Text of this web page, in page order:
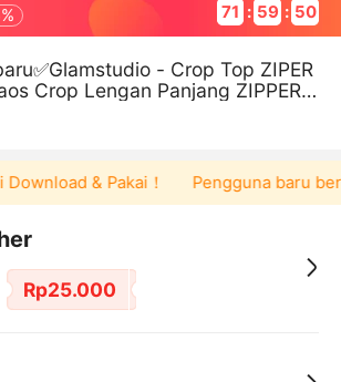
71 : 59 : 49
- Crop Top ZIPER
Crop Lengan Panjang ZIPPER
(S M L XL XXL)
& Pakai！ Pengguna baru
Rp25.000